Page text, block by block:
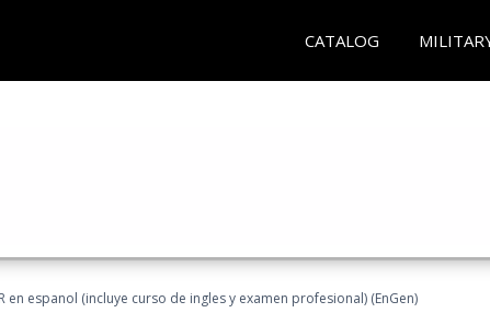
CATALOG
en espanol (incluye curso de ingles y examen profesional) (EnGen)